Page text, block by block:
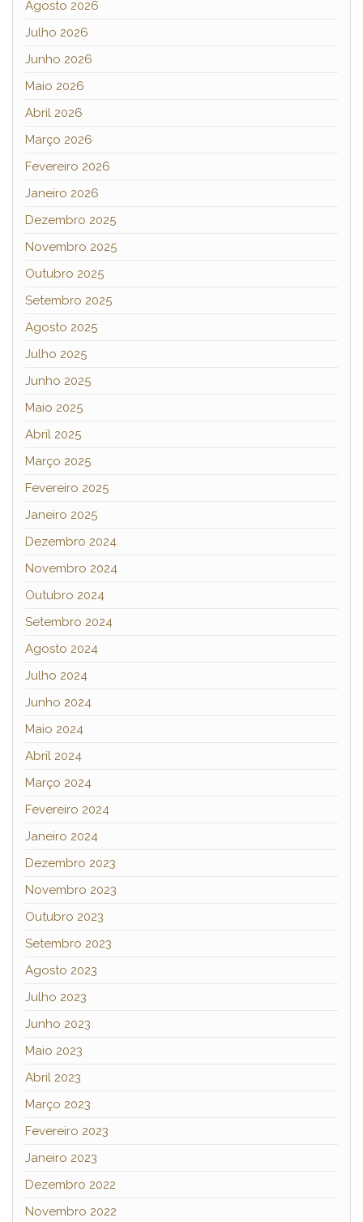
Agosto 2026
Julho 2026
Junho 2026
Maio 2026
Abril 2026
Março 2026
Fevereiro 2026
Janeiro 2026
Dezembro 2025
Novembro 2025
Outubro 2025
Setembro 2025
Agosto 2025
Julho 2025
Junho 2025
Maio 2025
Abril 2025
Março 2025
Fevereiro 2025
Janeiro 2025
Dezembro 2024
Novembro 2024
Outubro 2024
Setembro 2024
Agosto 2024
Julho 2024
Junho 2024
Maio 2024
Abril 2024
Março 2024
Fevereiro 2024
Janeiro 2024
Dezembro 2023
Novembro 2023
Outubro 2023
Setembro 2023
Agosto 2023
Julho 2023
Junho 2023
Maio 2023
Abril 2023
Março 2023
Fevereiro 2023
Janeiro 2023
Dezembro 2022
Novembro 2022